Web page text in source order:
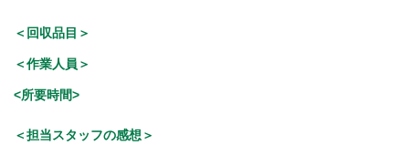
＜回収品目＞
＜作業人員＞
<所要時間>
＜担当スタッフの感想＞